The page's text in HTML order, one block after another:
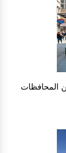
المحافظات